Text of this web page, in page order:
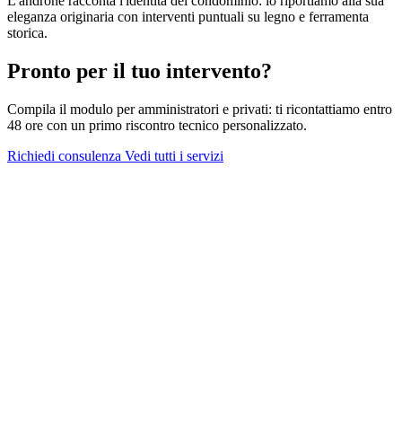
eleganza originaria con interventi puntuali su legno e ferramenta
storica.
Pronto per il tuo intervento?
Compila il modulo per amministratori e privati: ti ricontattiamo entro
48 ore con un primo riscontro tecnico personalizzato.
Richiedi consulenza Vedi tutti i servizi